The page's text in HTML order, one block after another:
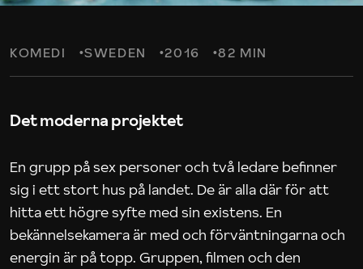
KOMEDI SWEDEN 2016 82 MIN
Det moderna projektet
En grupp på sex personer och två ledare befinner
sig i ett stort hus på landet. De är alla där för att
hitta ett högre syfte med sin existens. En
bekännelsekamera är med och förväntningarna och
energin är på topp. Gruppen, filmen och den